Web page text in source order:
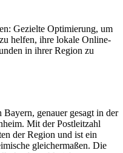
Gezielte Optimierung, um
helfen, ihre lokale Online-
in ihrer Region zu
genauer gesagt in der
Mit der Postleitzahl
der Region und ist ein
gleichermaßen. Die